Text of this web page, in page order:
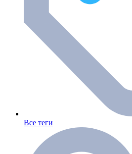
Все теги